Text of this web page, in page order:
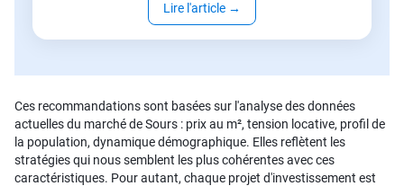
Lire l'article →
Ces recommandations sont basées sur l'analyse des données
actuelles du marché de Sours : prix au m², tension locative, profil de
la population, dynamique démographique. Elles reflètent les
stratégies qui nous semblent les plus cohérentes avec ces
caractéristiques. Pour autant, chaque projet d'investissement est